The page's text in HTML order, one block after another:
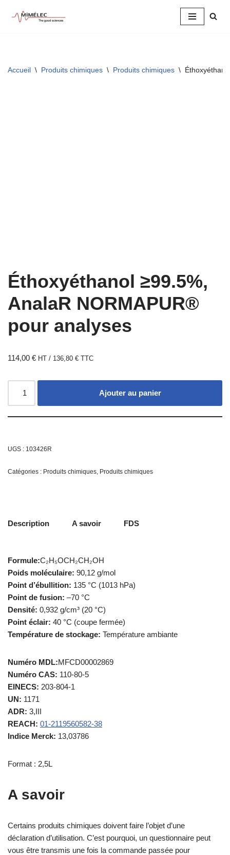
Accueil \ Produits chimiques \ Produits chimiques \
Éthoxyéthanol ≥99.5%,
AnalaR NORMAPUR®
pour analyses
114,00 € HT / 136,80 € TTC
Ajouter au panier
UGS : 103426R
Catégories : Produits chimiques Produits chimiques
Description A savoir FDS
Formule:C₂H₅OCH₂CH₂OH
Poids moléculaire: 90,12 g/mol
Point d’ébullition: 135 °C (1013 hPa)
Point de fusion: –70 °C
Densité: 0,932 g/cm³ (20 °C)
Point éclair: 40 °C (coupe fermée)
Température de stockage: Température ambiante
Numéro MDL:MFCD00002869
Numéro CAS: 110-80-5
EINECS: 203-804-1
UN: 1171
ADR: 3,III
REACH: 01-2119560582-38
Indice Merck: 13,03786
Format : 2,5L
A savoir
Certains produits chimiques doivent faire l’objet d’une
déclaration d’utilisation. C’est pourquoi, un questionnaire peut
vous être transmis une fois la commande passée pour